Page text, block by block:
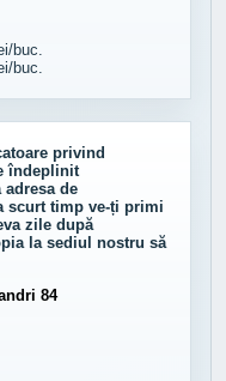
buc.
buc.
privind
îndeplinit
adresa de
scurt timp ve-ți primi
zile după
la sediul nostru să
84